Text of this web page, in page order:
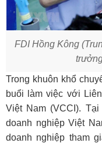
FDI Hồng Kông
Trong khuôn khổ
buổi làm việc với
Việt Nam (VCCI).
doanh nghiệp Việt
doanh nghiệp tham